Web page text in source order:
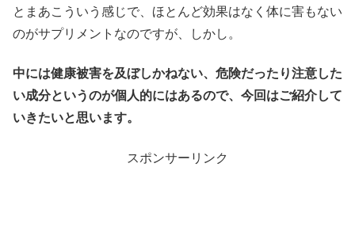
とまあこういう感じで、ほとんど効果はなく体に害もない
のがサプリメントなのですが、しかし。
中には健康被害を及ぼしかねない、危険だったり注意した
い成分というのが個人的にはあるので、今回はご紹介して
いきたいと思います。
スポンサーリンク